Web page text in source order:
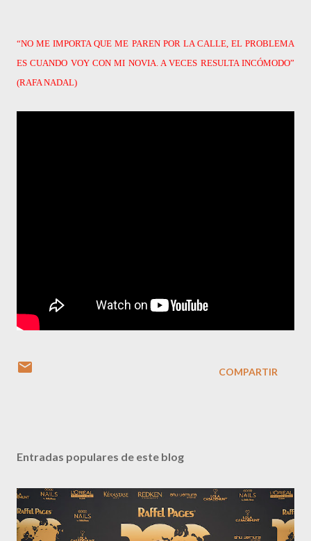
“NO ME IMPORTA QUE ME PAREN POR LA CALLE, EL PROBLEMA
ES CUANDO VOY CON MI NOVIA. A VECES RESULTA INCÓMODO”
(RAFA NADAL)
COMPARTIR
Entradas populares de este blog